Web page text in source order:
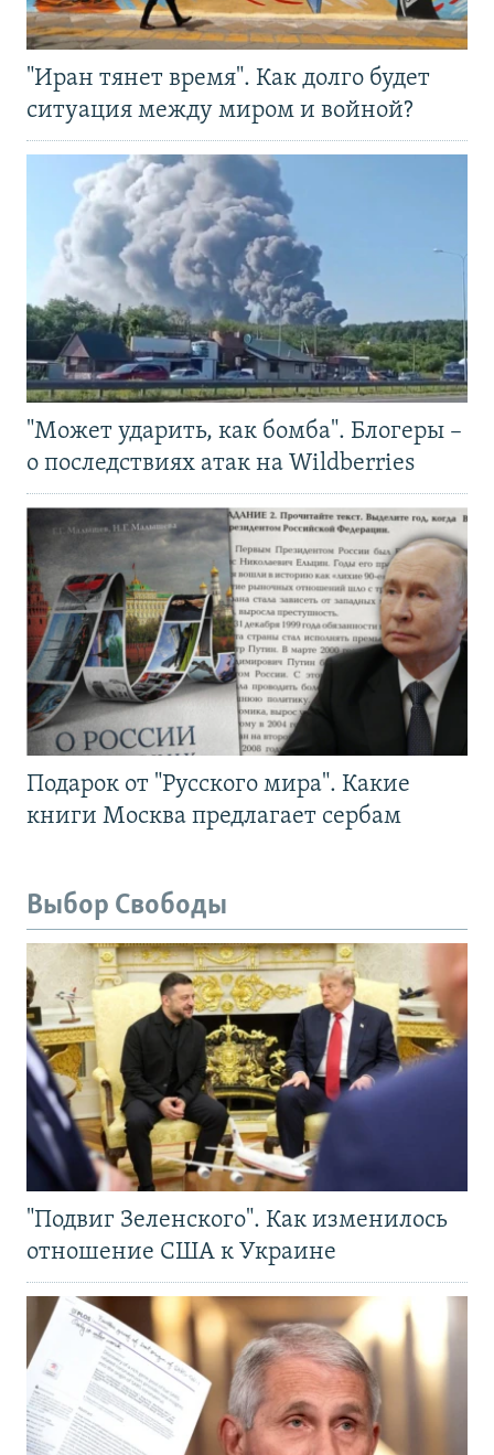
"Иран тянет время". Как долго будет
ситуация между миром и войной?
"Может ударить, как бомба". Блогеры –
о последствиях атак на Wildberries
Подарок от "Русского мира". Какие
книги Москва предлагает сербам
Выбор Свободы
"Подвиг Зеленского". Как изменилось
отношение США к Украине